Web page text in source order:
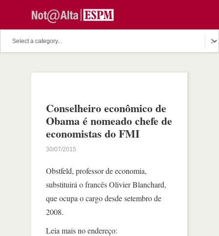
Conselheiro econômico de
Obama é nomeado chefe de
economistas do FMI
30/07/2015
Obstfeld, professor de economia,
substituirá o francês Olivier Blanchard,
que ocupa o cargo desde setembro de
2008.
Leia mais no endereço: